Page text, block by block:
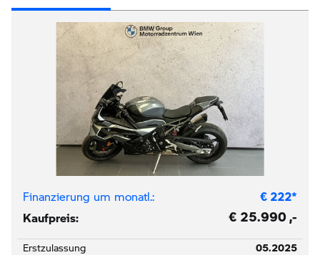
Finanzierung um monatl.: € 222*
Kaufpreis:
€ 25.990 ,-
Erstzulassung 05.2025